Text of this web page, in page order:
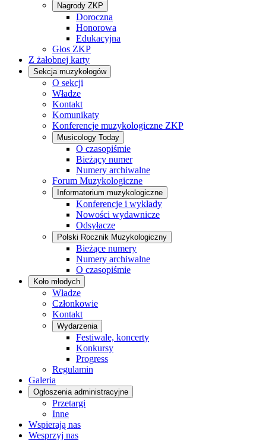
Nagrody ZKP
Doroczna
Honorowa
Edukacyjna
Głos ZKP
Z żałobnej karty
Sekcja muzykologów
O sekcji
Władze
Kontakt
Komunikaty
Konferencje muzykologiczne ZKP
Musicology Today
O czasopiśmie
Bieżący numer
Numery archiwalne
Forum Muzykologiczne
Informatorium muzykologiczne
Konferencje i wykłady
Nowości wydawnicze
Odsyłacze
Polski Rocznik Muzykologiczny
Bieżące numery
Numery archiwalne
O czasopiśmie
Koło młodych
Władze
Członkowie
Kontakt
Wydarzenia
Festiwale, koncerty
Konkursy
Progress
Regulamin
Galeria
Ogłoszenia administracyjne
Przetargi
Inne
Wspierają nas
Wesprzyj nas